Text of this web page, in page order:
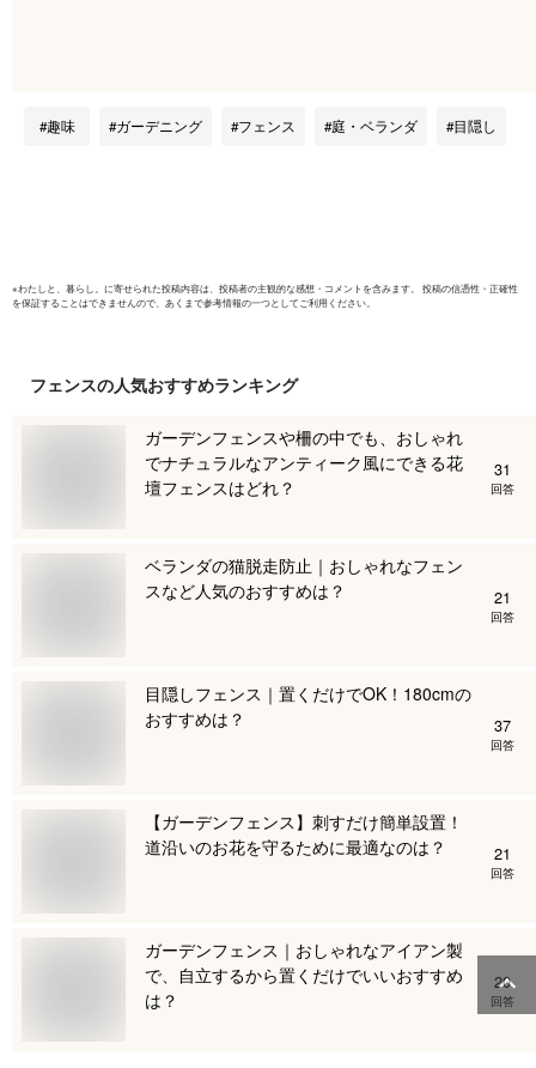
屋外 庭 ベランダ 柵
ル ガーデ
趣味 ガーデニング フェンス 庭・ベランダ 目隠し
※わたしと、暮らし。 に寄せられた投稿内容は、投稿者の主観的な感想・コメントを含みます。 投稿の信憑性・正確性
を保証することはできませんので、あくまで参考情報の一つとしてご利用ください。
フェンスの人気おすすめランキング
ガーデンフェンスや柵の中でも、おしゃれ
でナチュラルなアンティーク風にできる花
壇フェンスはどれ？
31
回答
ベランダの猫脱走防止｜おしゃれなフェン
スなど人気のおすすめは？
21
回答
目隠しフェンス｜置くだけでOK！180cmの
おすすめは？
37
回答
【ガーデンフェンス】刺すだけ簡単設置！
道沿いのお花を守るために最適なのは？
21
回答
ガーデンフェンス｜おしゃれなアイアン製
で、自立するから置くだけでいいおすすめ
は？
20
回答